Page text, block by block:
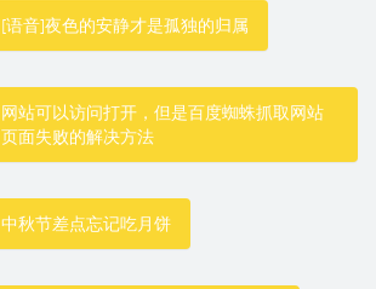
[语音]夜色的安静才是孤独的归属
网站可以访问打开，但是百度蜘蛛抓取网站
页面失败的解决方法
中秋节差点忘记吃月饼